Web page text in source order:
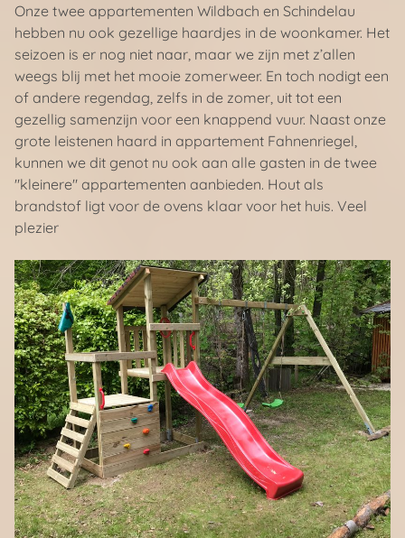
Onze twee appartementen Wildbach en Schindelau
hebben nu ook gezellige haardjes in de woonkamer. Het
seizoen is er nog niet naar, maar we zijn met z’allen
weegs blij met het mooie zomerweer. En toch nodigt een
of andere regendag, zelfs in de zomer, uit tot een
gezellig samenzijn voor een knappend vuur. Naast onze
grote leistenen haard in appartement Fahnenriegel,
kunnen we dit genot nu ook aan alle gasten in de twee
"kleinere" appartementen aanbieden. Hout als
brandstof ligt voor de ovens klaar voor het huis. Veel
plezier